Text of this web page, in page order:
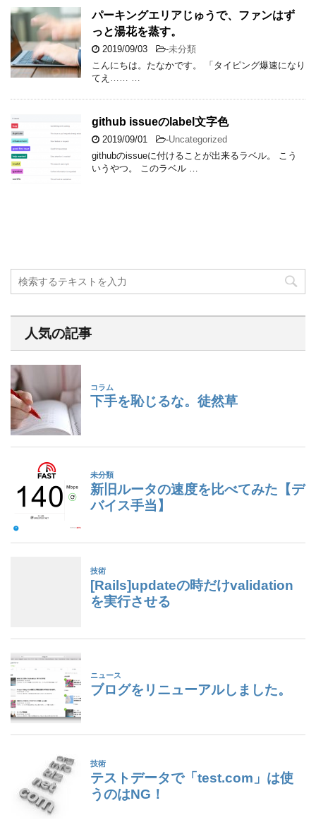
パーキングエリアじゅうで、ファンはず
っと湯花を蒸す。
2019/09/03 -未分類
こんにちは。たなかです。 「タイピング爆速になり
てえ…… …
github issueのlabel文字色
2019/09/01 -Uncategorized
githubのissueに付けることが出来るラベル。 こう
いうやつ。 このラベル …
人気の記事